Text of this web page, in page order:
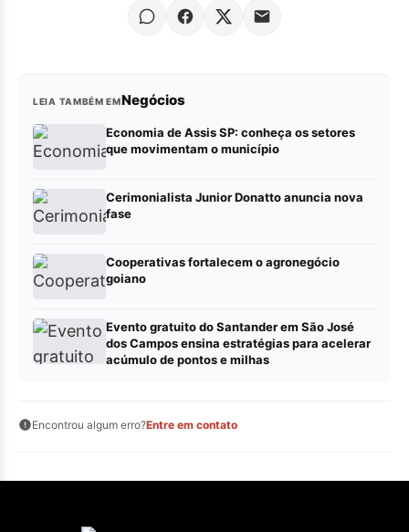
LEIA TAMBÉM EMNegócios
Economia de Assis SP: conheça os setores
que movimentam o município
Cerimonialista Junior Donatto anuncia nova
fase
Cooperativas fortalecem o agronegócio
goiano
Evento gratuito do Santander em São José
dos Campos ensina estratégias para acelerar
acúmulo de pontos e milhas
Encontrou algum erro?Entre em contato